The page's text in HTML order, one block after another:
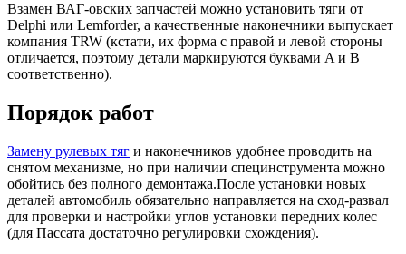
Взамен ВАГ-овских запчастей можно установить тяги от
Delphi или Lemforder, а качественные наконечники выпускает
компания TRW (кстати, их форма с правой и левой стороны
отличается, поэтому детали маркируются буквами A и B
соответственно).
Порядок работ
Замену рулевых тяг и наконечников удобнее проводить на
снятом механизме, но при наличии специнструмента можно
обойтись без полного демонтажа.После установки новых
деталей автомобиль обязательно направляется на сход-развал
для проверки и настройки углов установки передних колес
(для Пассата достаточно регулировки схождения).